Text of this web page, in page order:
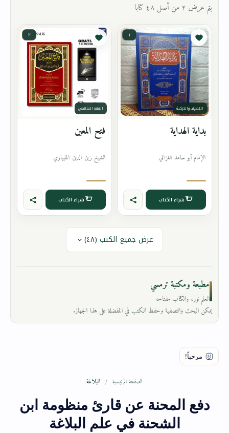
يتم عرض ٢ من أصل ٤٨ كتابا
١
التصوف والتزكية
بداية الهداية
الإمام أبو حامد الغزالي
شراء الكتاب
٢
الفقه الشافعي
فتح المعين
الشيخ زين الدين المليباري
شراء الكتاب
عرض جميع الكتب (٤٨)
مطبعة ومكتبة ترمسي
العلم نور، والكتاب مفتاحه
يمكن البحث والتصفية وحفظ الكتب في المفضلة على هذا الجهاز.
الصفحة الرئيسية البلاغة
دفع المحنة عن قارئ منظومة ابن
الشحنة في علم البلاغة